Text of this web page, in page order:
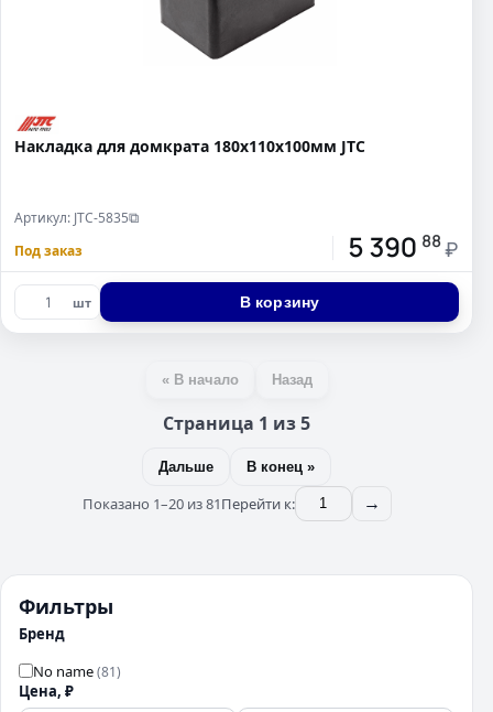
Фильтры
Бренд
No name(81)
Цена, ₽
Накладка для домкрата 180х110х100мм JTC
Артикул: JTC-5835⧉
Под заказ 5 390 88 ₽
шт В корзину
« В начало Назад
Страница 1 из 5
Дальше В конец »
Показано 1–20 из 81Перейти к: →